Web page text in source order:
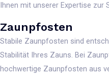
Ihnen mit unserer Expertise zur
Zaunpfosten
Stabile Zaunpfosten sind
Stabilität Ihres Zauns. Bei
hochwertige Zaunpfosten aus